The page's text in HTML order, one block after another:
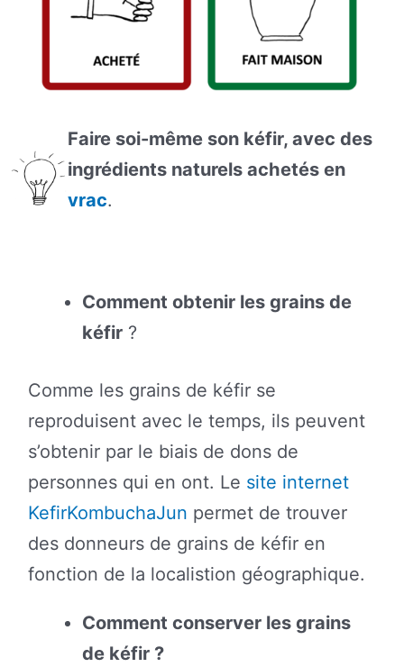
Faire soi-même son kéfir, avec des
ingrédients naturels achetés en
vrac.
Comment obtenir les grains de
kéfir ?
Comme les grains de kéfir se
reproduisent avec le temps, ils peuvent
s’obtenir par le biais de dons de
personnes qui en ont. Le site internet
KefirKombuchaJun permet de trouver
des donneurs de grains de kéfir en
fonction de la localistion géographique.
Comment conserver les grains
de kéfir ?